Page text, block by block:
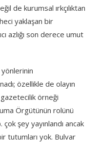
de kurumsal ırkçılıktan
yaklaşan bir
azlığı son derece umut
özellikle de olayın
gazetecilik örneği
Örgütünün rolünü
şey yayınlandı ancak
tutumları yok. Bulvar